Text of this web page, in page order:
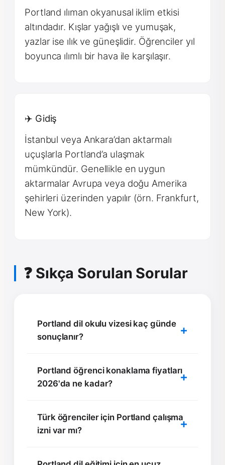
Portland ılıman okyanusal iklim etkisi
altındadır. Kışlar yağışlı ve yumuşak,
yazlar ise ılık ve güneşlidir. Öğrenciler yıl
boyunca ılımlı bir hava ile karşılaşır.
✈️ Gidiş
İstanbul veya Ankara’dan aktarmalı
uçuşlarla Portland’a ulaşmak
mümkündür. Genellikle en uygun
aktarmalar Avrupa veya doğu Amerika
şehirleri üzerinden yapılır (örn. Frankfurt,
New York).
❓ Sıkça Sorulan Sorular
Portland dil okulu vizesi kaç günde
sonuçlanır?
Portland öğrenci konaklama fiyatları
2026'da ne kadar?
Türk öğrenciler için Portland çalışma
izni var mı?